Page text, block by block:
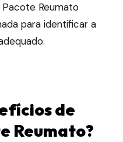
Reumato
para identificar a
de
Reumato?